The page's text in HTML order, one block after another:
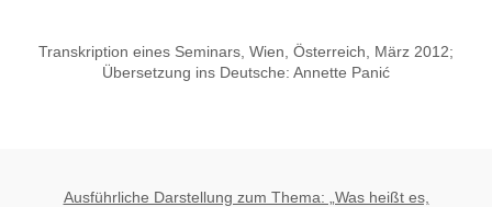
Transkription eines Seminars, Wien, Österreich, März 2012;
Übersetzung ins Deutsche: Annette Panić
Ausführliche Darstellung zum Thema: „Was heißt es,